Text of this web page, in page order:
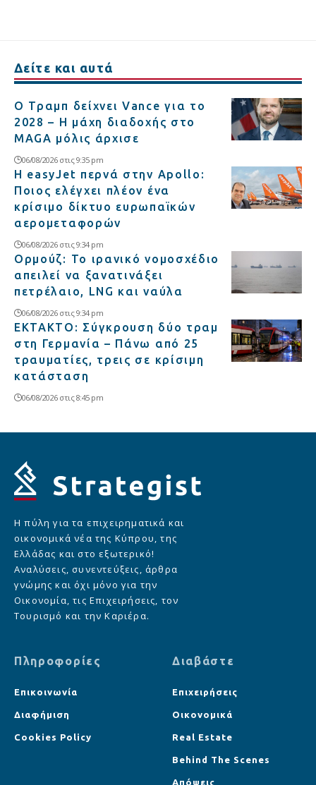
Δείτε και αυτά
Ο Τραμπ δείχνει Vance για το
2028 – Η μάχη διαδοχής στο
MAGA μόλις άρχισε
06/08/2026 στις 9:35 pm
Η easyJet περνά στην Apollo:
Ποιος ελέγχει πλέον ένα
κρίσιμο δίκτυο ευρωπαϊκών
αερομεταφορών
06/08/2026 στις 9:34 pm
Ορμούζ: Το ιρανικό νομοσχέδιο
απειλεί να ξανατινάξει
πετρέλαιο, LNG και ναύλα
06/08/2026 στις 9:34 pm
ΕΚΤΑΚΤΟ: Σύγκρουση δύο τραμ
στη Γερμανία – Πάνω από 25
τραυματίες, τρεις σε κρίσιμη
κατάσταση
06/08/2026 στις 8:45 pm
Η πύλη για τα επιχειρηματικά και
οικονομικά νέα της Κύπρου, της
Ελλάδας και στο εξωτερικό!
Αναλύσεις, συνεντεύξεις, άρθρα
γνώμης και όχι μόνο για την
Οικονομία, τις Επιχειρήσεις, τον
Τουρισμό και την Καριέρα.
Πληροφορίες
Επικοινωνία
Διαφήμιση
Cookies Policy
Διαβάστε
Επιχειρήσεις
Οικονομικά
Real Estate
Behind The Scenes
Απόψεις